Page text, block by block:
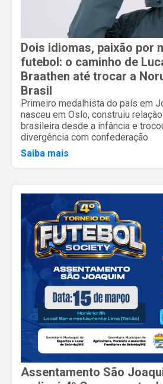
Dois idiomas, paixão por
futebol: o caminho de
Braathen até trocar a
Brasil
Primeiro medalhista do país em
nasceu em Oslo, construiu
brasileira desde a infância e
divergência com confederação
Saiba mais
Assentamento São